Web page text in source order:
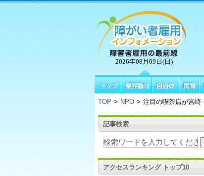
2026年08月09日(日)
TOP > NPO > 注目の喫茶店が宮崎
記事検索
アクセスランキング トップ10